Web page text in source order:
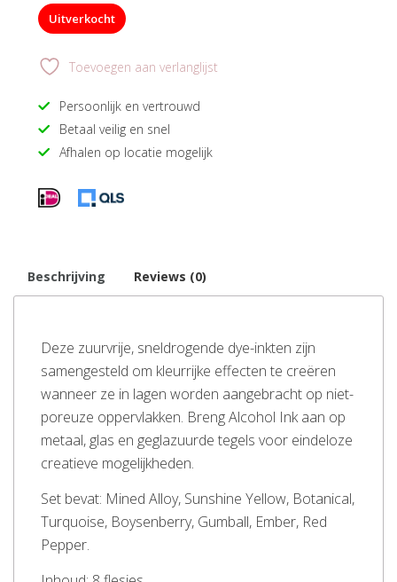
Uitverkocht
Toevoegen aan verlanglijst
Persoonlijk en vertrouwd
Betaal veilig en snel
Afhalen op locatie mogelijk
Beschrijving Reviews (0)
Deze zuurvrije, sneldrogende dye-inkten zijn
samengesteld om kleurrijke effecten te creëren
wanneer ze in lagen worden aangebracht op niet-
poreuze oppervlakken. Breng Alcohol Ink aan op
metaal, glas en geglazuurde tegels voor eindeloze
creatieve mogelijkheden.
Set bevat: Mined Alloy, Sunshine Yellow, Botanical,
Turquoise, Boysenberry, Gumball, Ember, Red
Pepper.